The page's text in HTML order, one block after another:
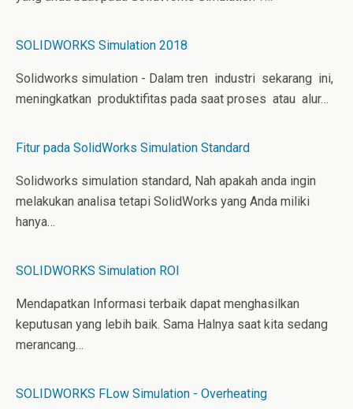
SOLIDWORKS Simulation 2018
Solidworks simulation - Dalam tren industri sekarang ini,
meningkatkan produktifitas pada saat proses atau alur…
Fitur pada SolidWorks Simulation Standard
Solidworks simulation standard, Nah apakah anda ingin
melakukan analisa tetapi SolidWorks yang Anda miliki
hanya…
SOLIDWORKS Simulation ROI
Mendapatkan Informasi terbaik dapat menghasilkan
keputusan yang lebih baik. Sama Halnya saat kita sedang
merancang…
SOLIDWORKS FLow Simulation - Overheating